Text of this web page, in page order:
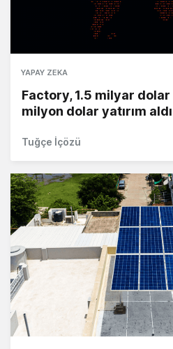
YAPAY ZEKA
Factory, 1.5 milyar
milyon dolar yatırım aldı
Tuğçe İçözü